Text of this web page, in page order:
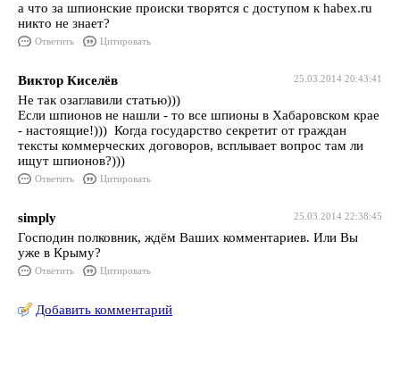
а что за шпионские происки творятся с доступом к habex.ru
никто не знает?
Ответить Цитировать
25.03.2014 20:43:41
Виктор Киселёв
Не так озаглавили статью)))
Если шпионов не нашли - то все шпионы в Хабаровском крае
- настоящие!))) Когда государство секретит от граждан
тексты коммерческих договоров, всплывает вопрос там ли
ищут шпионов?)))
Ответить Цитировать
25.03.2014 22:38:45
simply
Господин полковник, ждём Ваших комментариев. Или Вы
уже в Крыму?
Ответить Цитировать
Добавить комментарий